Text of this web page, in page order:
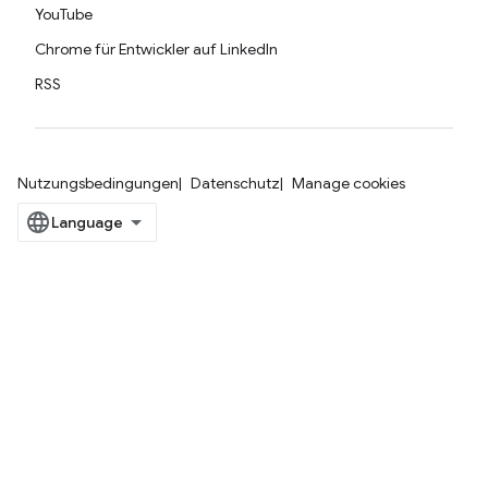
YouTube
Chrome für Entwickler auf LinkedIn
RSS
Nutzungsbedingungen Datenschutz Manage cookies